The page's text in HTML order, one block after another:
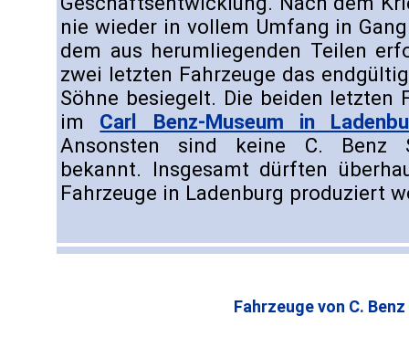
nie wieder in vollem Umfang in
dem aus herumliegenden Teilen
zwei letzten Fahrzeuge das
Söhne besiegelt. Die beiden letzten
im Carl Benz-Museum in
Ansonsten sind keine C. Benz
bekannt. Insgesamt dürften
Fahrzeuge in Ladenburg produziert
Fahrzeuge von C.